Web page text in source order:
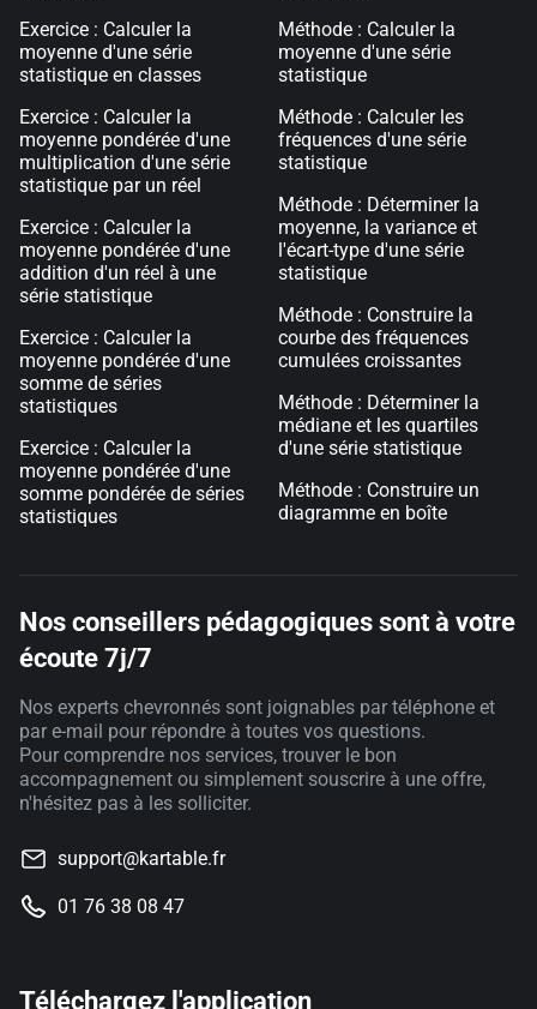
Exercice : Calculer la
moyenne d'une série
statistique en classes
Exercice : Calculer la
moyenne pondérée d'une
multiplication d'une série
statistique par un réel
Exercice : Calculer la
moyenne pondérée d'une
addition d'un réel à une
série statistique
Exercice : Calculer la
moyenne pondérée d'une
somme de séries
statistiques
Exercice : Calculer la
moyenne pondérée d'une
somme pondérée de séries
statistiques
Méthode : Calculer la
moyenne d'une série
statistique
Méthode : Calculer les
fréquences d'une série
statistique
Méthode : Déterminer la
moyenne, la variance et
l'écart-type d'une série
statistique
Méthode : Construire la
courbe des fréquences
cumulées croissantes
Méthode : Déterminer la
médiane et les quartiles
d'une série statistique
Méthode : Construire un
diagramme en boîte
Nos conseillers pédagogiques sont à votre
écoute 7j/7
Nos experts chevronnés sont joignables par téléphone et
par e-mail pour répondre à toutes vos questions.
Pour comprendre nos services, trouver le bon
accompagnement ou simplement souscrire à une offre,
n'hésitez pas à les solliciter.
support@kartable.fr
01 76 38 08 47
Téléchargez l'application